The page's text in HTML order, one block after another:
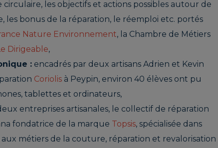
les objectifs et actions possibles autour de
les bonus de la réparation, le réemploi etc. portés
Nature Environnement, la Chambre de Métiers
Dirigeable,
: encadrés par deux artisans Adrien et Kevin
Coriolis à Peypin, environ 40 élèves ont pu
tablettes et ordinateurs,
entreprises artisanales, le collectif de réparation
fondatrice de la marque Topsis, spécialisée dans
aux métiers de la couture, réparation et revalorisation